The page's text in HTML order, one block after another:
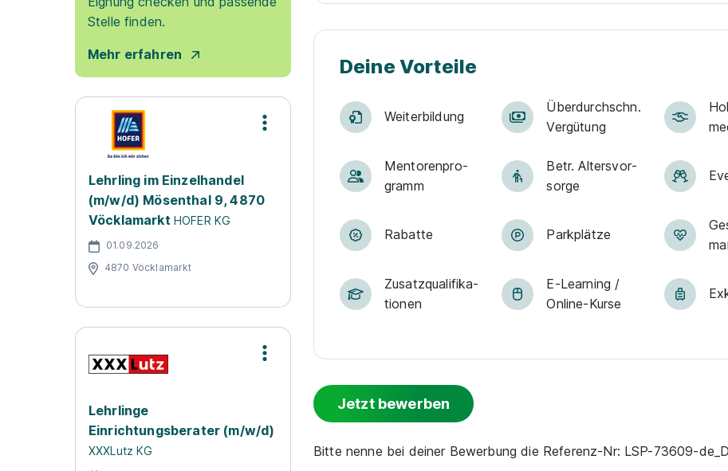
Stelle finden.
Mehr erfahren
Lehrling im Einzelhandel
(m/w/d) Mösenthal 9, 4870
Vöcklamarkt HOFER KG
01.09.2026
4870 Vöcklamarkt
Lehrlinge
Einrichtungsberater (m/w/d)
XXXLutz KG
Deine Vorteile
Weiter­bildung
Über­durch­schn.
Ver­gü­tung
Men­to­ren­pro­
gramm
Betr. Alters­vor­
sorge
Rabatte Park­plätze
Zu­satz­qua­li­fi­ka­
tio­nen
E-Lear­ning /
On­line-Kur­se
Jetzt bewerben
Bitte nenne bei deiner Bewerbung die Referenz-Nr: LSP-73609-